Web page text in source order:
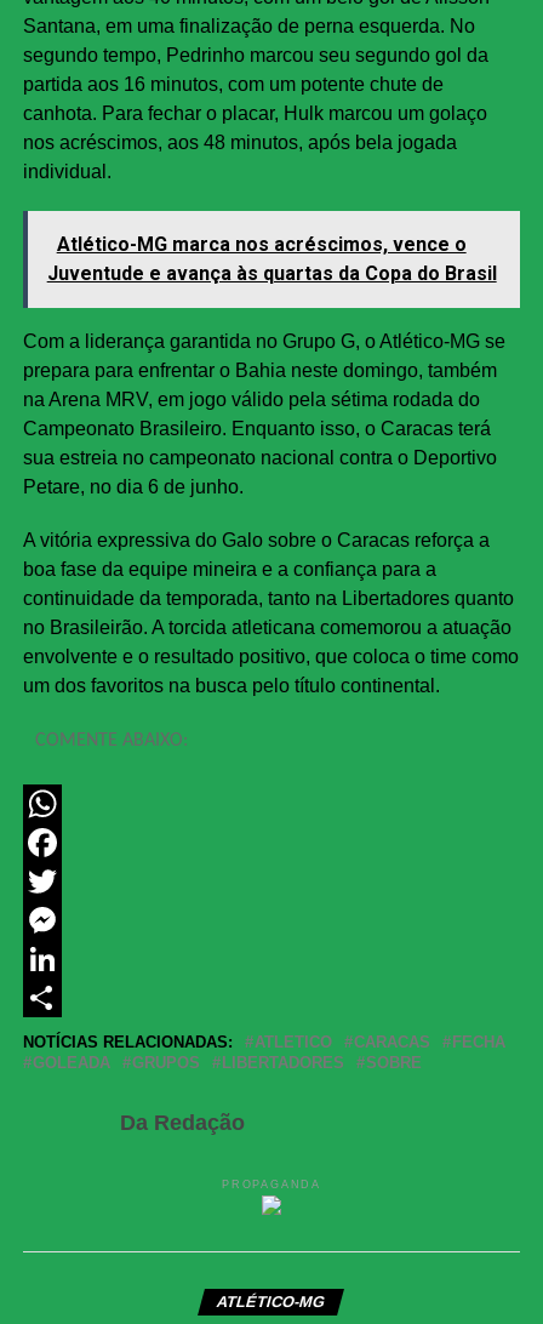
Santana, em uma finalização de perna esquerda. No
segundo tempo, Pedrinho marcou seu segundo gol da
partida aos 16 minutos, com um potente chute de
canhota. Para fechar o placar, Hulk marcou um golaço
nos acréscimos, aos 48 minutos, após bela jogada
individual.
Atlético-MG marca nos acréscimos, vence o
Juventude e avança às quartas da Copa do Brasil
Com a liderança garantida no Grupo G, o Atlético-MG se
prepara para enfrentar o Bahia neste domingo, também
na Arena MRV, em jogo válido pela sétima rodada do
Campeonato Brasileiro. Enquanto isso, o Caracas terá
sua estreia no campeonato nacional contra o Deportivo
Petare, no dia 6 de junho.
A vitória expressiva do Galo sobre o Caracas reforça a
boa fase da equipe mineira e a confiança para a
continuidade da temporada, tanto na Libertadores quanto
no Brasileirão. A torcida atleticana comemorou a atuação
envolvente e o resultado positivo, que coloca o time como
um dos favoritos na busca pelo título continental.
COMENTE ABAIXO:
WhatsApp
Facebook
Twitter
Messenger
LinkedIn
Share
NOTÍCIAS RELACIONADAS: ATLETICO CARACAS
FECHA
GOLEADA
GRUPOS LIBERTADORES SOBRE
Da Redação
PROPAGANDA
ATLÉTICO-MG